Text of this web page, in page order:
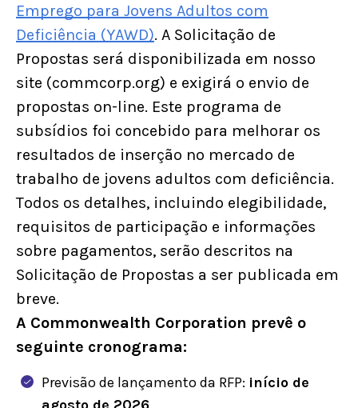
Emprego para Jovens Adultos com
Deficiência (YAWD). A Solicitação de
Propostas será disponibilizada em nosso
site (commcorp.org) e exigirá o envio de
propostas on-line. Este programa de
subsídios foi concebido para melhorar os
resultados de inserção no mercado de
trabalho de jovens adultos com deficiência.
Todos os detalhes, incluindo elegibilidade,
requisitos de participação e informações
sobre pagamentos, serão descritos na
Solicitação de Propostas a ser publicada em
breve.
A Commonwealth Corporation prevê o
seguinte cronograma:
Previsão de lançamento da RFP: início de
agosto de 2026